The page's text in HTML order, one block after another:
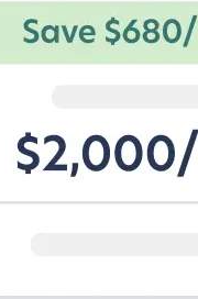
学生専用アパー
を。